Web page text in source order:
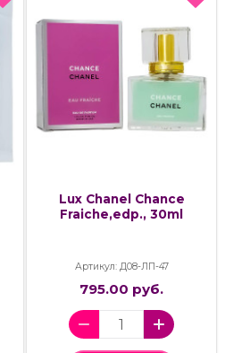
Lux Chanel Chance
Fraiche,edp., 30ml
Артикул: Д08-ЛП-47
795.00 руб.